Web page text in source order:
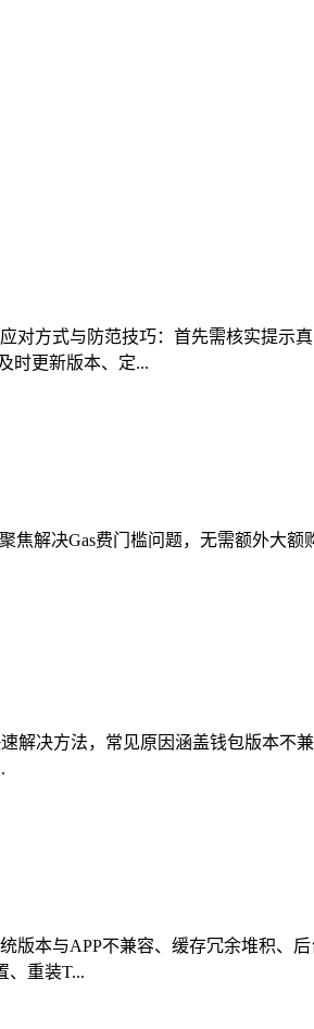
方式与防范技巧：首先需核实提示
时更新版本、定...
解决Gas费门槛问题，无需额外大
解决方法，常见原因涵盖钱包版本不
本与APP不兼容、缓存冗余堆积、
、重装T...